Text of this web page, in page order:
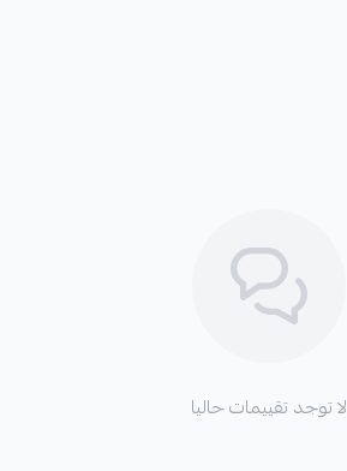
لا توجد تقييمات حاليا